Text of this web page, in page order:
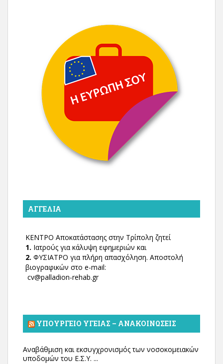
ΑΓΓΕΛΊΑ
ΚΕΝΤΡΟ Αποκατάστασης στην Τρίπολη ζητεί
1. Ιατρούς για κάλυψη εφημεριών και
2. ΦΥΣΙΑΤΡΟ για πλήρη απασχόληση. Αποστολή
βιογραφικών στο e-mail:
cv@palladion-rehab.gr
ΥΠΟΥΡΓΕΊΟ ΥΓΕΊΑΣ – ΑΝΑΚΟΙΝΏΣΕΙΣ
Αναβάθμιση και εκσυγχρονισμός των νοσοκομειακών
υποδομών του Ε.Σ.Υ. ...